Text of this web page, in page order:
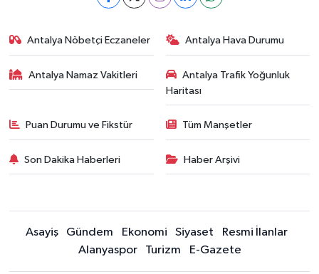
Antalya Nöbetçi Eczaneler Antalya Hava Durumu
Antalya Namaz Vakitleri
Antalya Trafik Yoğunluk
Haritası
Puan Durumu ve Fikstür Tüm Manşetler
Son Dakika Haberleri Haber Arşivi
Asayiş Gündem Ekonomi Siyaset
Resmi İlanlar
Alanyaspor
Turizm E-Gazete